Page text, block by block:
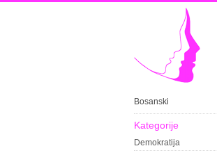
Bosanski
Kategorije
Demokratija